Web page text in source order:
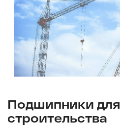
Подшипники для
строительства